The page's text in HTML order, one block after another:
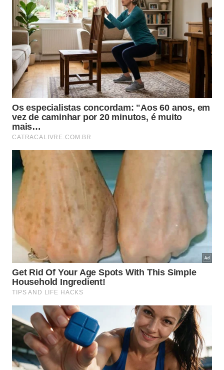
permitindo diversos ciclos de uso ao longo de
semanas ou meses.
Há ainda a vantagem da personalização, pois
poucos óleos podem ser combinados conforme o
cômodo e a ocasião. Com isso, reduz-se o consumo
de velas, sprays e difusores com refis, além de
diminuir o descarte de embalagens e controlar
melhor a intensidade do cheiro em cada ambiente.
Quais cuidados e aromas funcionam
melhor em cada ambiente da casa?
O uso do umidificador aromatizado exige atenção
ao tempo de funcionamento e à limpeza regular.
Excesso de umidade pode favorecer mofo, e a
mistura de água com óleo forma película no
reservatório, exigindo enxágue diário, uso ocasional